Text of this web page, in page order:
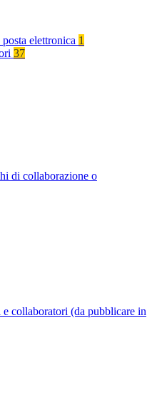
elettronica 1
37
di collaborazione o
e collaboratori (da pubblicare in